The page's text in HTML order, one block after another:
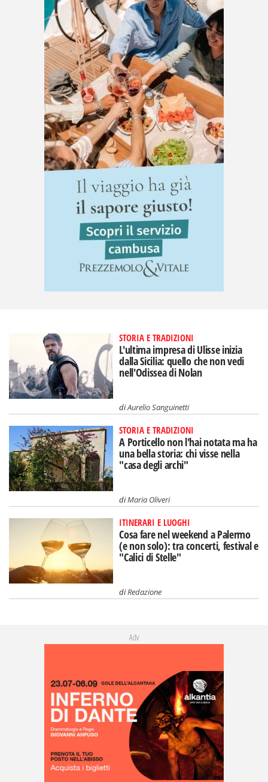
STORIA E TRADIZIONI
L'ultima impresa di Ulisse inizia
dalla Sicilia: quello che non vedi
nell'Odissea di Nolan
diAurelio Sanguinetti
STORIA E TRADIZIONI
A Porticello non l'hai notata ma ha
una bella storia: chi visse nella
"casa degli archi"
diMaria Oliveri
ITINERARI E LUOGHI
Cosa fare nel weekend a Palermo
(e non solo): tra concerti, festival e
"Calici di Stelle"
diRedazione
Adv